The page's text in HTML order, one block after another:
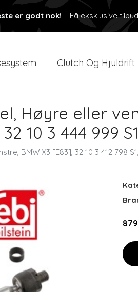
er godt nok! Få eksklusive
Clutch Og Hjuldrift
Høyre eller
10 3 444 999
BMW X3 [E83], 32 10 3 412 798